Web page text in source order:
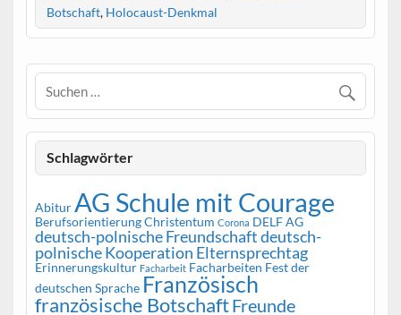
Botschaft, Holocaust-Denkmal
Schlagwörter
AbiturAG Schule mit Courage
BerufsorientierungChristentum Corona DELF AG
deutsch-polnische Freundschaftdeutsch-
polnische Kooperation Elternsprechtag
Erinnerungskultur Facharbeit Facharbeiten Fest der
deutschen Sprache Französisch
französische BotschaftFreunde